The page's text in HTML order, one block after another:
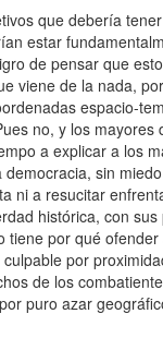
que debería tener
estar
de pensar que
viene de la nada,
espacio-
no, y los mayores
a explicar a los
democracia, sin
ni a resucitar
histórica, con
tiene por qué
por
de los
puro azar